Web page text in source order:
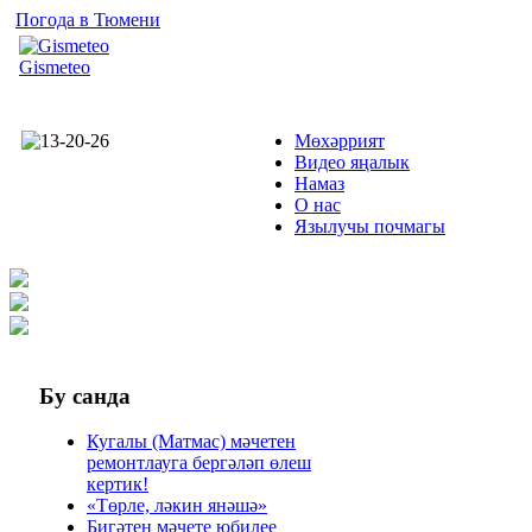
Погода в Тюмени
Gismeteo
Мөхәррият
Видео яңалык
Намаз
О нас
Язылучы почмагы
Бу санда
Кугалы (Матмас) мәчетен
ремонтлауга бергәләп өлеш
кертик!
«Төрле, ләкин янәшә»
Бигәтен мәчете юбилее